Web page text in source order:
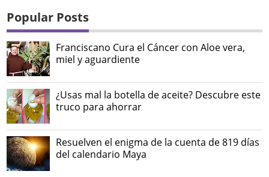
Popular Posts
Franciscano Cura el Cáncer con Aloe vera,
miel y aguardiente
¿Usas mal la botella de aceite? Descubre este
truco para ahorrar
Resuelven el enigma de la cuenta de 819 días
del calendario Maya